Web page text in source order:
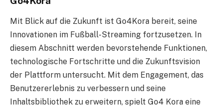
Mit Blick auf die Zukunft ist Go4Kora bereit, seine
Innovationen im Fußball-Streaming fortzusetzen. In
diesem Abschnitt werden bevorstehende Funktionen,
technologische Fortschritte und die Zukunftsvision
der Plattform untersucht. Mit dem Engagement, das
Benutzererlebnis zu verbessern und seine
Inhaltsbibliothek zu erweitern, spielt Go4 Kora eine